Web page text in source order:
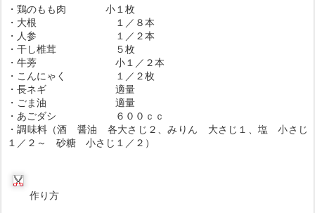
・鶏のもも肉 小１枚
・大根 １／８本
・人参 １／２本
・干し椎茸 ５枚
・牛蒡 小１／２本
・こんにゃく １／２枚
・長ネギ 適量
・ごま油 適量
・あごダシ ６００ｃｃ
・調味料（酒 醤油 各大さじ２、みりん 大さじ１、塩 小さじ
１／２～ 砂糖 小さじ１／２）
作り方